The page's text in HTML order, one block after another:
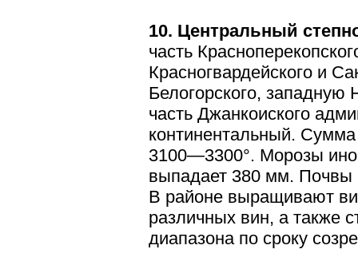
10. Центральный
часть
Красногвардейского и
Белогорского, западную
часть Джанкоиского
континентальный. Сумма
3100—3300°. Морозы
выпадает 380 мм.
В районе выращивают
различных вин, а также
диапазона по сроку